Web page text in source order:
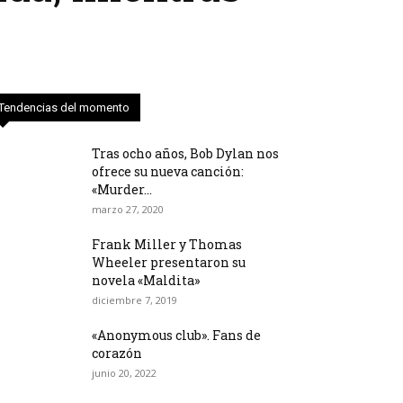
del momento
Tras ocho años, Bob Dylan nos
ofrece su nueva canción:
«Murder...
marzo 27, 2020
Frank Miller y Thomas
Wheeler presentaron su
novela «Maldita»
diciembre 7, 2019
«Anonymous club». Fans de
corazón
junio 20, 2022